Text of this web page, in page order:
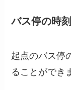
バス停の時
起点のバス停
ることができ